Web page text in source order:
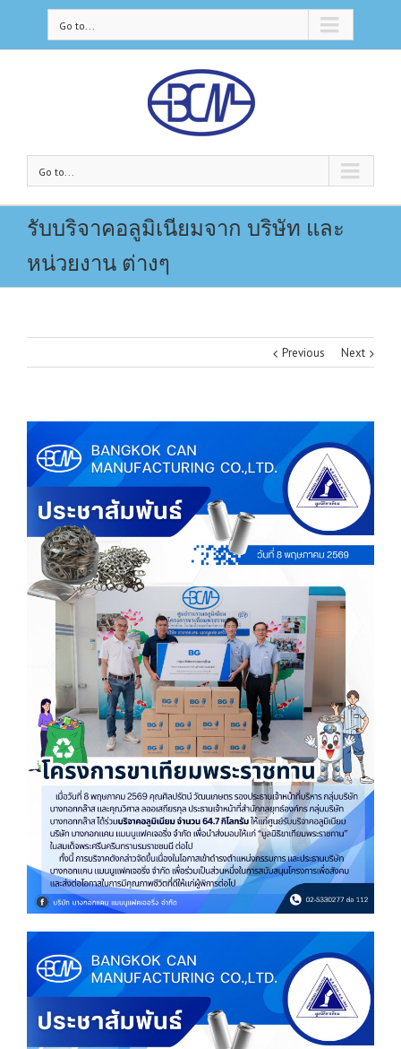
Go to...
Go to...
รับบริจาคอลูมิเนียมจาก บริษัท และ
หน่วยงาน ต่างๆ
Previous Next